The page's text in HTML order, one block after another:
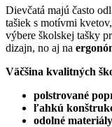
Dievčatá majú často
tašiek s motívmi
výbere školskej tašky
dizajn, no aj na
Väčšina kvalitných
polstrované
ľahkú
odolné materiály